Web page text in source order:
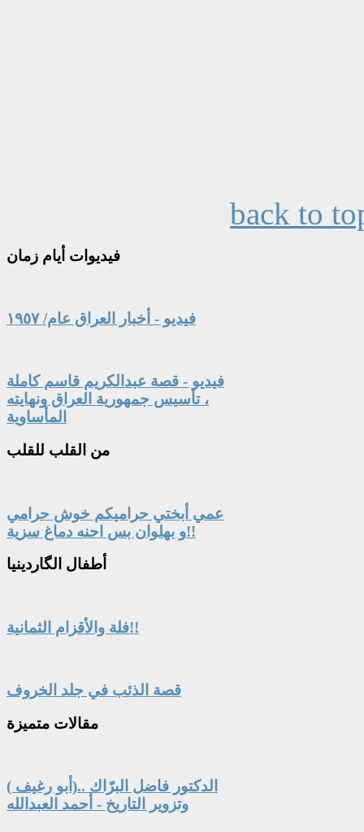
back to
فيديوات أيام زمان
فيديو - أخبار العراق عام/ ١٩٥٧
فيديو - قصة عبدالكريم قاسم كاملة
، تأسيس جمهورية العراق ونهايته
المأساوية
من القلب للقلب
عمي أبختي حراميكم خوش حرامي
و بهلوان بس احنه دماغ سزية!!
أطفال الگاردينيا
فلة والأقزام الثمانية!!
قصة الذئب في جلد الخروف
مقالات متميزة
الدكتور فاضل البرّاك ..(أبو رغيف )
وتزوير التاريخ - أحمد العبدالله